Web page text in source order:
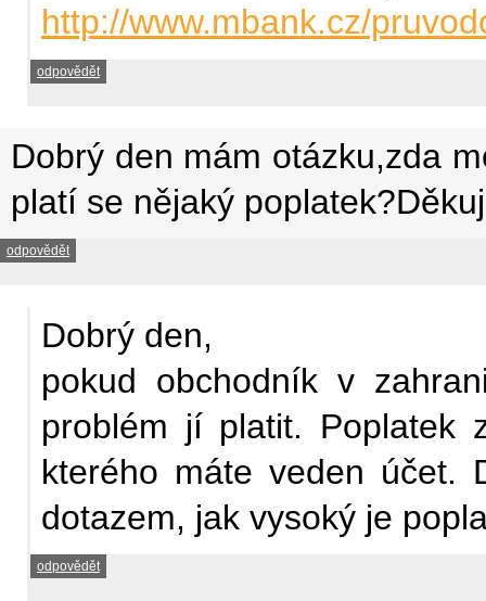
http://www.mbank.cz/
odpovědět
Dobrý den mám otázku,zda
platí se nějaký
odpovědět
Dobrý den,
pokud obchodník v
problém jí platit. Poplatek
kterého máte veden účet.
dotazem, jak vysoký je
odpovědět